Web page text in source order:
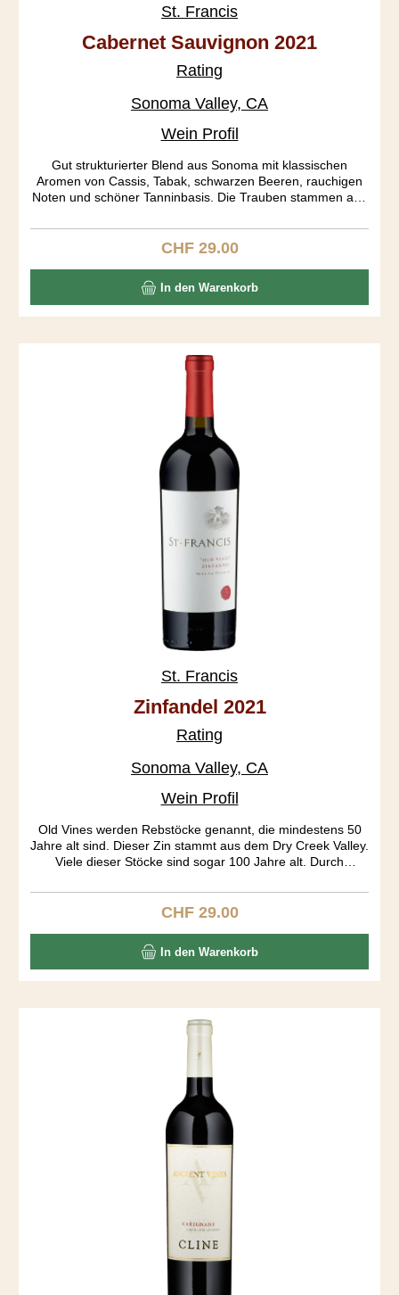
St. Francis
Cabernet Sauvignon 2021
Rating
Sonoma Valley, CA
Wein Profil
Gut strukturierter Blend aus Sonoma mit klassischen
Aromen von Cassis, Tabak, schwarzen Beeren, rauchigen
Noten und schöner Tanninbasis. Die Trauben stammen aus
Alexander Valley.
Regulärer Preis:
CHF 29.00
In den Warenkorb
St. Francis
Zinfandel 2021
Rating
Sonoma Valley, CA
Wein Profil
Old Vines werden Rebstöcke genannt, die mindestens 50
Jahre alt sind. Dieser Zin stammt aus dem Dry Creek Valley.
Viele dieser Stöcke sind sogar 100 Jahre alt. Durch
kleinen Bäumen als dem klassischen Rebstock.
Bewässerung haben diese Stöcke nicht nötig, „dry farming“.
sehr konzentriert. Must have wine.
Regulärer Preis:
CHF 29.00
In den Warenkorb